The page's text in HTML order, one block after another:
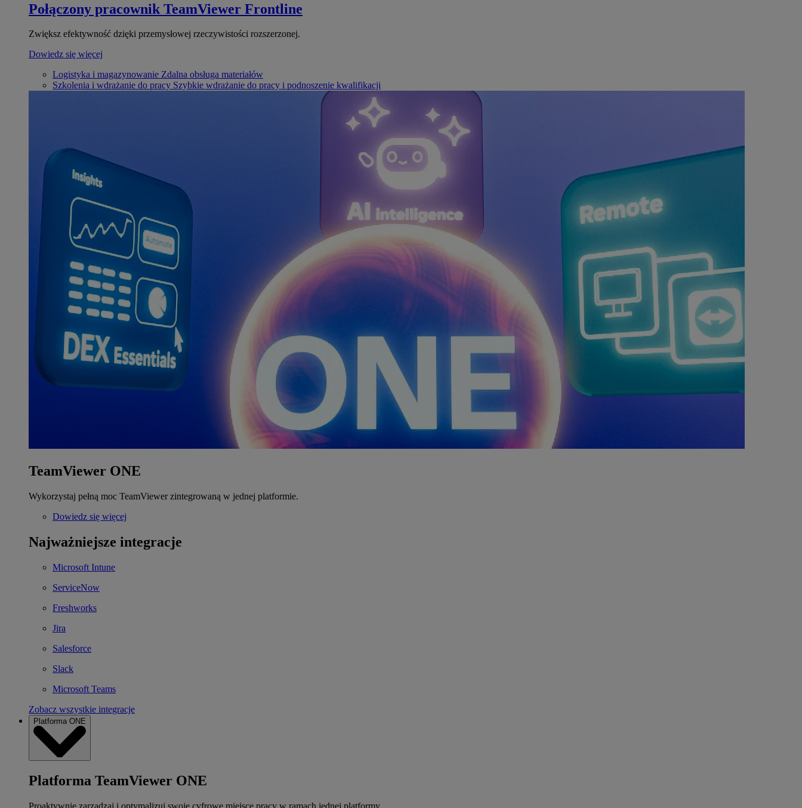
Połączony pracownik TeamViewer Frontline
Zwiększ efektywność dzięki przemysłowej rzeczywistości rozszerzonej.
Dowiedz się więcej
Logistyka i magazynowanie Zdalna obsługa materiałów
Szkolenia i wdrażanie do pracy Szybkie wdrażanie do pracy i podnoszenie kwalifikacji
TeamViewer ONE
Wykorzystaj pełną moc TeamViewer zintegrowaną w jednej platformie.
Dowiedz się więcej
Najważniejsze integracje
Microsoft Intune
ServiceNow
Freshworks
Jira
Salesforce
Slack
Microsoft Teams
Zobacz wszystkie integracje
Platforma ONE
Platforma TeamViewer ONE
Proaktywnie zarządzaj i optymalizuj swoje cyfrowe miejsce pracy w ramach jednej platformy.